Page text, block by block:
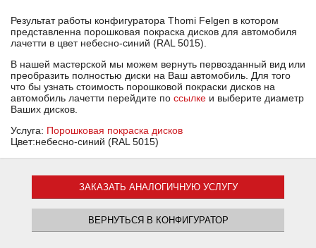
Результат работы конфигуратора Thomi Felgen в котором
представленна порошковая покраска дисков для автомобиля
лачетти в цвет небесно-синий (RAL 5015).
В нашей мастерской мы можем вернуть первозданный вид или
преобразить полностью диски на Ваш автомобиль. Для того
что бы узнать стоимость порошковой покраски дисков на
автомобиль лачетти перейдите по ссылке и выберите диаметр
Ваших дисков.
Услуга: Порошковая покраска дисков
Цвет:небесно-синий (RAL 5015)
ЗАКАЗАТЬ АНАЛОГИЧНУЮ УСЛУГУ
ВЕРНУТЬСЯ В КОНФИГУРАТОР